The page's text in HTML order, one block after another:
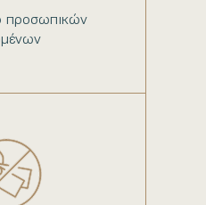
προσωπικών